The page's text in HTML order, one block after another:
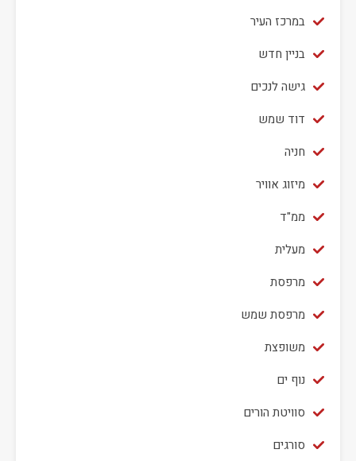
במרכז העיר
בניין חדש
גישה לנכים
דוד שמש
חניה
מיזוג אוויר
ממ"ד
מעלית
מרפסת
מרפסת שמש
משופצת
נוף ים
סוויטת הורים
סורגים